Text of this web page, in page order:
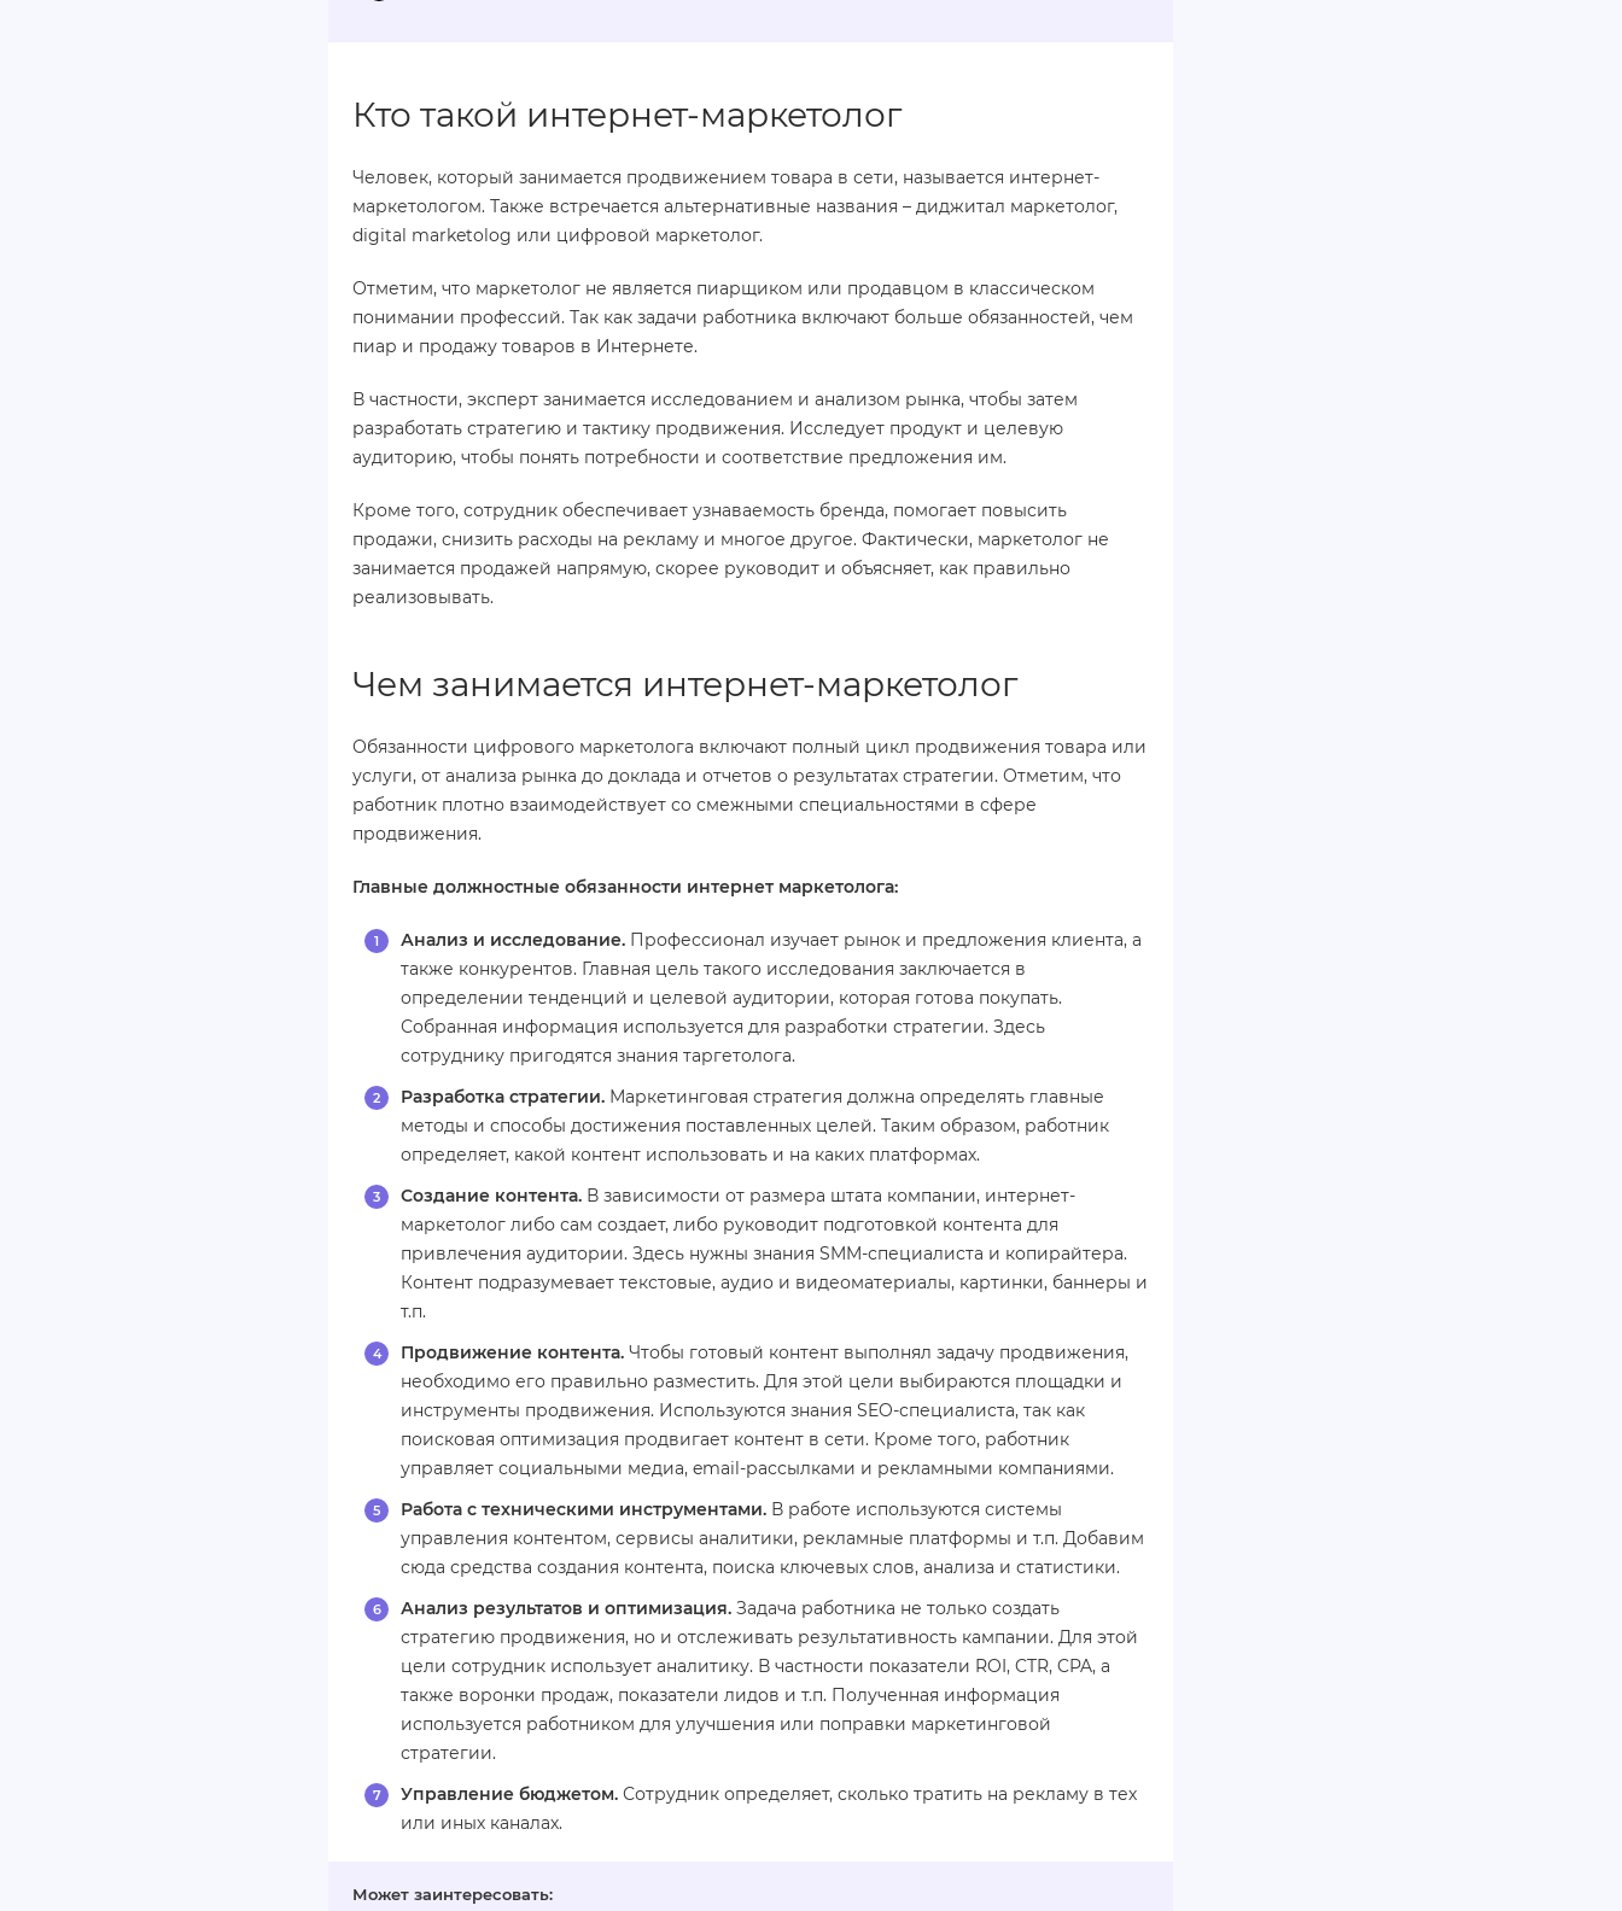
Кто такой интернет-маркетолог
Человек, который занимается продвижением товара в сети, называется интернет-
маркетологом. Также встречается альтернативные названия – диджитал маркетолог,
digital marketolog или цифровой маркетолог.
Отметим, что маркетолог не является пиарщиком или продавцом в классическом
понимании профессий. Так как задачи работника включают больше обязанностей, чем
пиар и продажу товаров в Интернете.
В частности, эксперт занимается исследованием и анализом рынка, чтобы затем
разработать стратегию и тактику продвижения. Исследует продукт и целевую
аудиторию, чтобы понять потребности и соответствие предложения им.
Кроме того, сотрудник обеспечивает узнаваемость бренда, помогает повысить
продажи, снизить расходы на рекламу и многое другое. Фактически, маркетолог не
занимается продажей напрямую, скорее руководит и объясняет, как правильно
реализовывать.
Чем занимается интернет-маркетолог
Обязанности цифрового маркетолога включают полный цикл продвижения товара или
услуги, от анализа рынка до доклада и отчетов о результатах стратегии. Отметим, что
работник плотно взаимодействует со смежными специальностями в сфере
продвижения.
Главные должностные обязанности интернет маркетолога:
Анализ и исследование. Профессионал изучает рынок и предложения клиента, а
также конкурентов. Главная цель такого исследования заключается в
определении тенденций и целевой аудитории, которая готова покупать.
Собранная информация используется для разработки стратегии. Здесь
сотруднику пригодятся знания таргетолога.
Разработка стратегии. Маркетинговая стратегия должна определять главные
методы и способы достижения поставленных целей. Таким образом, работник
определяет, какой контент использовать и на каких платформах.
Создание контента. В зависимости от размера штата компании, интернет-
маркетолог либо сам создает, либо руководит подготовкой контента для
привлечения аудитории. Здесь нужны знания SMM-специалиста и копирайтера.
Контент подразумевает текстовые, аудио и видеоматериалы, картинки, баннеры и
т.п.
Продвижение контента. Чтобы готовый контент выполнял задачу продвижения,
необходимо его правильно разместить. Для этой цели выбираются площадки и
инструменты продвижения. Используются знания SEO-специалиста, так как
поисковая оптимизация продвигает контент в сети. Кроме того, работник
управляет социальными медиа, email-рассылками и рекламными компаниями.
Работа с техническими инструментами. В работе используются системы
управления контентом, сервисы аналитики, рекламные платформы и т.п. Добавим
сюда средства создания контента, поиска ключевых слов, анализа и статистики.
Анализ результатов и оптимизация. Задача работника не только создать
стратегию продвижения, но и отслеживать результативность кампании. Для этой
цели сотрудник использует аналитику. В частности показатели ROI, CTR, CPA, а
также воронки продаж, показатели лидов и т.п. Полученная информация
используется работником для улучшения или поправки маркетинговой
стратегии.
Управление бюджетом. Сотрудник определяет, сколько тратить на рекламу в тех
или иных каналах.